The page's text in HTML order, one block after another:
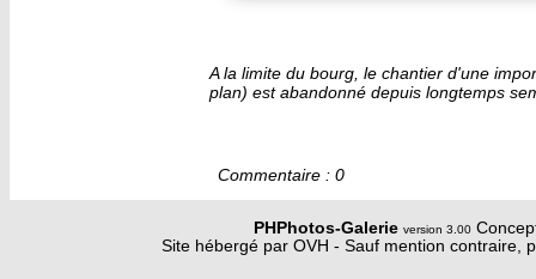
A la limite du bourg, le chantier d'une
plan) est abandonné depuis longtemps
Commentaire : 0
PHPhotos-Galerie version 3.00
Site hébergé par OVH - Sauf mention contraire,